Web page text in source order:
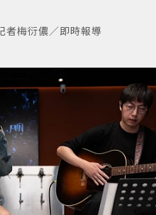
者梅衍儂／即時報導